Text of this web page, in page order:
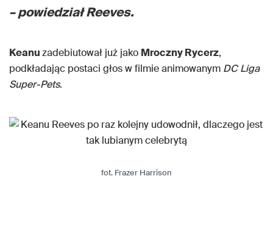
– powiedział Reeves.
Keanuzadebiutował już jako Mroczny Rycerz,
podkładając postaci głos w filmie animowanym DC Liga
Super-Pets.
fot. Frazer Harrison